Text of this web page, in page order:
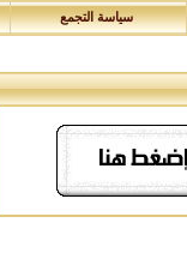
سياسة التجمع